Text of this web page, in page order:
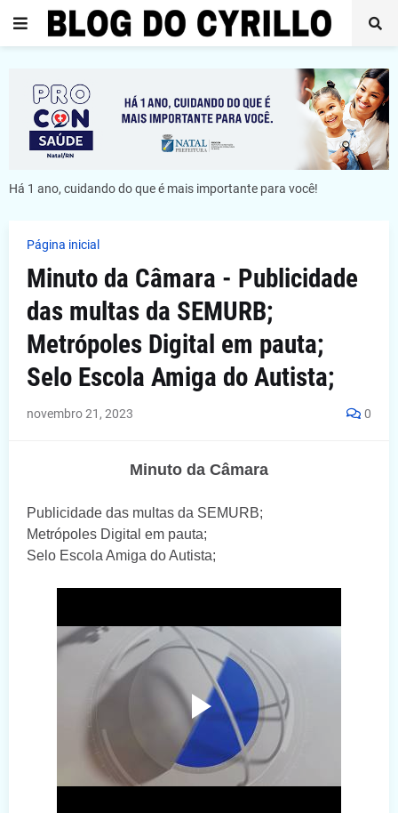
Há 1 ano, cuidando do que é mais importante para você!
Página inicial
Minuto da Câmara - Publicidade
das multas da SEMURB;
Metrópoles Digital em pauta;
Selo Escola Amiga do Autista;
novembro 21, 2023 0
Minuto da Câmara
Publicidade das multas da SEMURB;
Metrópoles Digital em pauta;
Selo Escola Amiga do Autista;